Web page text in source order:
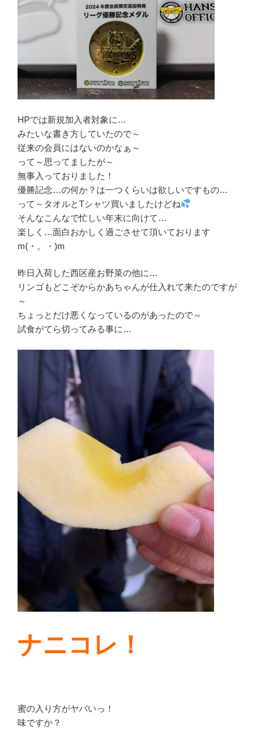
HPでは新規加入者対象に…
みたいな書き方していたので～
従来の会員にはないのかなぁ～
って～思ってましたが～
無事入っておりました！
優勝記念…の何か？は一つくらいは欲しいですもの…
って～タオルとTシャツ買いましたけどね
そんなこんなで忙しい年末に向けて…
楽しく…面白おかしく過ごさせて頂いております
m(・。・)m
昨日入荷した西区産お野菜の他に…
リンゴもどこぞからかあちゃんが仕入れて来たのですが
～
ちょっとだけ悪くなっているのがあったので～
試食がてら切ってみる事に…
ナニコレ！
蜜の入り方がヤバいっ！
味ですか？